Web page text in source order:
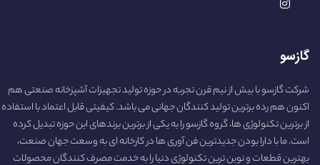
گازسو
شرکت گازسو با بیش از نیم قرن تجربه در حوزه تولید تجهیزات آشپزخانه صنعتی هم
اکنون هم رده برترین تولید کنندگان جهانی می باشد. کیفیتی قابل اعتماد با استفاده
از برترین تکنولوژی ها، گروه گازسو را به یکی از برترین برندهای این حوزه تبدیل کرده
است. ما با دارا بودن جدیدترین فن آوری ها در کارخانه ای به وسعت جهان صنعت،
بهترین قطعات و نوین ترین تکنولوژی دنیا را به خدمت مصرف کنندگان محصولات